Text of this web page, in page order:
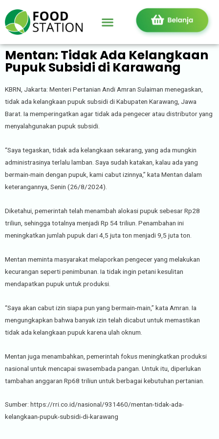
Mentan: Tidak Ada Kelangkaan
Pupuk Subsidi di Karawang
KBRN, Jakarta: Menteri Pertanian Andi Amran Sulaiman menegaskan,
tidak ada kelangkaan pupuk subsidi di Kabupaten Karawang, Jawa
Barat. Ia memperingatkan agar tidak ada pengecer atau distributor yang
menyalahgunakan pupuk subsidi.
“Saya tegaskan, tidak ada kelangkaan sekarang, yang ada mungkin
administrasinya terlalu lamban. Saya sudah katakan, kalau ada yang
bermain-main dengan pupuk, kami cabut izinnya,” kata Mentan dalam
keterangannya, Senin (26/8/2024).
Diketahui, pemerintah telah menambah alokasi pupuk sebesar Rp28
triliun, sehingga totalnya menjadi Rp 54 triliun. Penambahan ini
meningkatkan jumlah pupuk dari 4,5 juta ton menjadi 9,5 juta ton.
Mentan meminta masyarakat melaporkan pengecer yang melakukan
kecurangan seperti penimbunan. Ia tidak ingin petani kesulitan
mendapatkan pupuk untuk produksi.
“Saya akan cabut izin siapa pun yang bermain-main,” kata Amran. Ia
mengungkapkan bahwa banyak izin telah dicabut untuk memastikan
tidak ada kelangkaan pupuk karena ulah oknum.
Mentan juga menambahkan, pemerintah fokus meningkatkan produksi
nasional untuk mencapai swasembada pangan. Untuk itu, diperlukan
tambahan anggaran Rp68 triliun untuk berbagai kebutuhan pertanian.
Sumber: https://rri.co.id/nasional/931460/mentan-tidak-ada-
kelangkaan-pupuk-subsidi-di-karawang